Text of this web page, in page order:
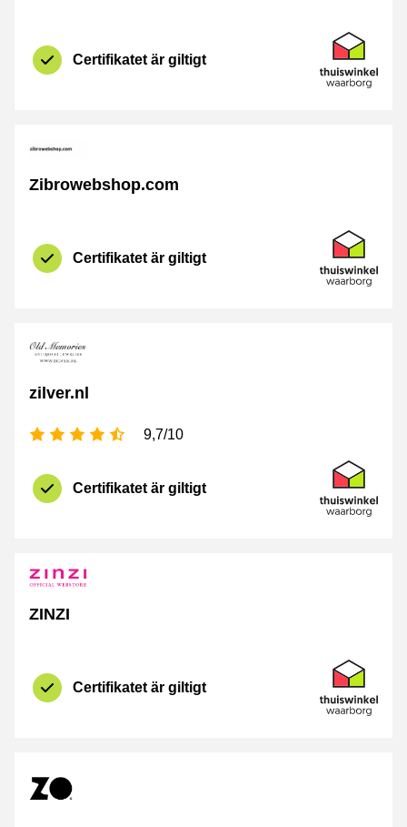
Certifikatet är giltigt
Certifikat
Thuiswinkel
Zibrowebshop.com
Certifikatet är giltigt
Certifikat
Thuiswinkel
zilver.nl
[_General:NumberOfStarsPluralFormat]
9,7/10
Certifikatet är giltigt
Certifikat
Thuiswinkel
ZINZI
Certifikatet är giltigt
Certifikat
Thuiswinkel